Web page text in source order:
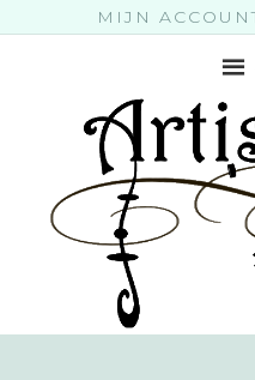
MIJN